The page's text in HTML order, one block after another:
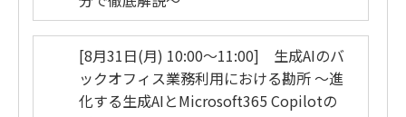
[8月31日(月) 10:00～11:00] 生成AIのバ
ックオフィス業務利用における勘所 ～進
化する生成AIとMicrosoft365 Copilotの